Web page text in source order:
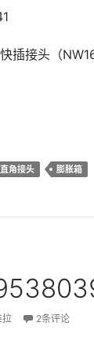
插接头（
直角接头 膨胀箱
拉 2条评论